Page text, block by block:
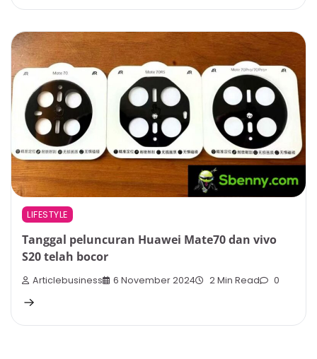
LIFESTYLE
Tanggal peluncuran Huawei Mate70 dan vivo
S20 telah bocor
Articlebusiness 6 November 2024 2 Min Read 0